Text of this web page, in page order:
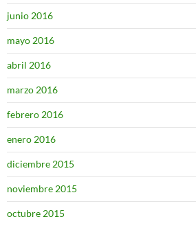
junio 2016
mayo 2016
abril 2016
marzo 2016
febrero 2016
enero 2016
diciembre 2015
noviembre 2015
octubre 2015